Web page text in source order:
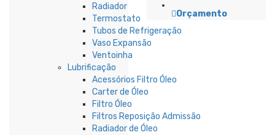
Radiador
Termostato
Tubos de Refrigeração
Vaso Expansão
Ventoinha
Lubrificação
Acessórios Filtro Óleo
Carter de Óleo
Filtro Óleo
Filtros Reposição Admissão
Radiador de Óleo
Orçamento